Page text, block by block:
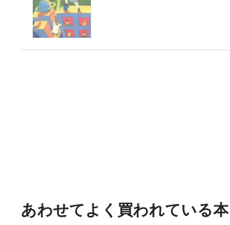
あわせてよく買われている本